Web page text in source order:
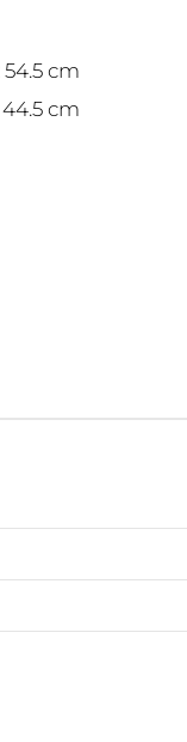
cm
cm